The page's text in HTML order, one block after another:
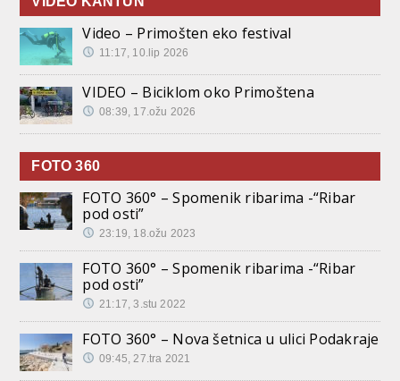
Video – Primošten eko festival
11:17, 10.lip 2026
VIDEO – Biciklom oko Primoštena
08:39, 17.ožu 2026
FOTO 360
FOTO 360° – Spomenik ribarima -“Ribar
pod osti”
23:19, 18.ožu 2023
FOTO 360° – Spomenik ribarima -“Ribar
pod osti”
21:17, 3.stu 2022
FOTO 360° – Nova šetnica u ulici Podakraje
09:45, 27.tra 2021